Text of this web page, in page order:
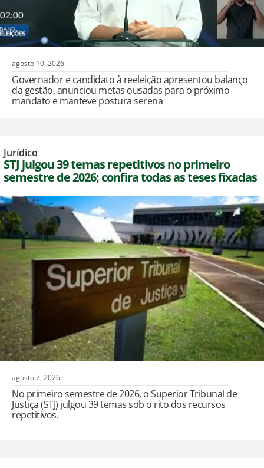
agosto 10, 2026
Governador e candidato à reeleição apresentou balanço
da gestão, anunciou metas ousadas para o próximo
mandato e manteve postura serena
Jurídico
STJ julgou 39 temas repetitivos no primeiro
semestre de 2026; confira todas as teses fixadas
agosto 7, 2026
No primeiro semestre de 2026, o Superior Tribunal de
Justiça (STJ) julgou 39 temas sob o rito dos recursos
repetitivos.